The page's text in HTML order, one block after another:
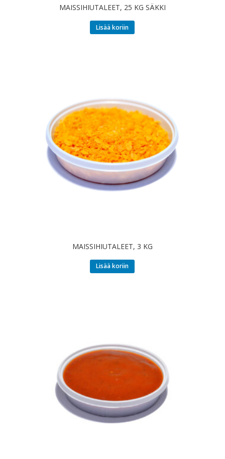
MAISSIHIUTALEET, 25 KG SÄKKI
Lisää koriin
MAISSIHIUTALEET, 3 KG
Lisää koriin